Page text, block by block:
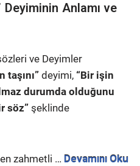
Deyiminin Anlamı ve
ve Deyimler
taşını” deyimi, “Bir işin
durumda olduğunu
söz” şeklinde
zahmetli … Devamını Oku